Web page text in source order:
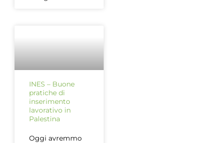
INES – Buone
pratiche di
inserimento
lavorativo in
Palestina
Oggi avremmo